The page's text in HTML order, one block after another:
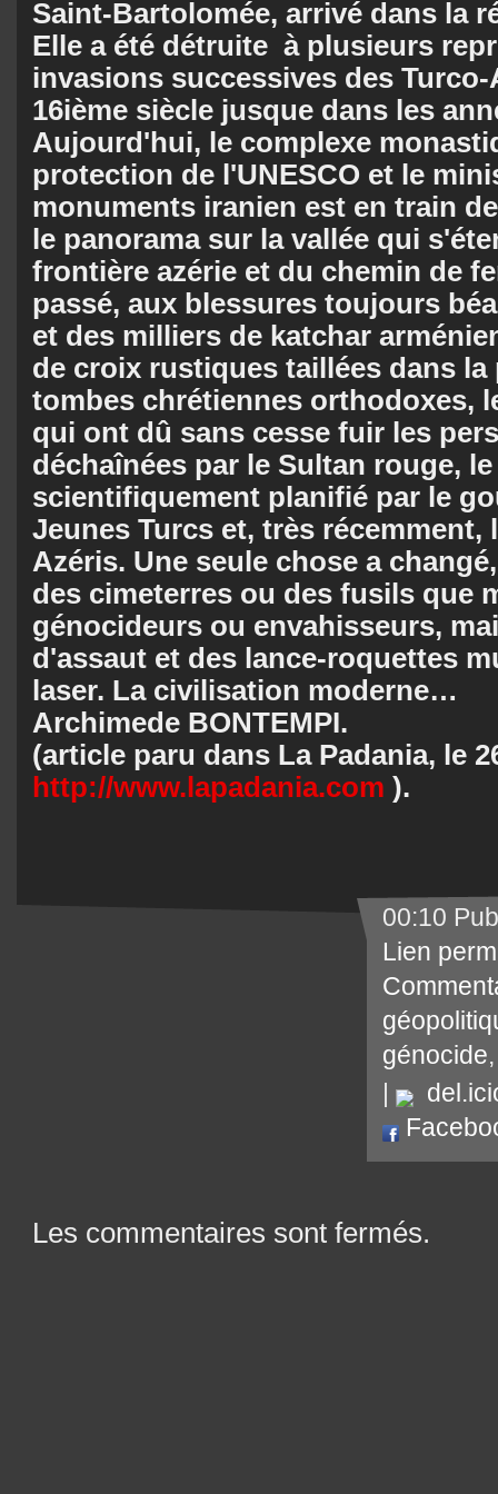
Saint-Bartolomée, arrivé dans la
Elle a été détruite à plusieurs
invasions successives des
16ième siècle jusque dans les
Aujourd'hui, le complexe
protection de l'UNESCO et le
monuments iranien est en train
le panorama sur la vallée qui
frontière azérie et du chemin de
passé, aux blessures toujours
et des milliers de katchar
de croix rusti­ques taillées dans la
tombes chrétien­nes orthodoxes,
qui ont dû sans cesse fuir les
déchaînées par le Sultan rouge,
scientifiquement planifié par le
Jeunes Turcs et, très
Azéris. Une seule chose a
des cimeterres ou des fusils que
génocideurs ou envahisseurs,
d'assaut et des lance-roquettes
laser. La civilisation moderne…
Archimede BONTEMPI.
(article paru dans La Padania, le
http://www.lapadania.com ).
00:10
Lien
génocide
|
Les commentaires sont fermés.